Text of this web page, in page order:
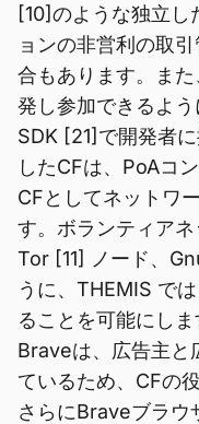
[10]のような独立し
ョンの非営利の取
合もあります。ま
発し参加できるよ
SDK [21]で開発者
したCFは、PoAコ
CFとしてネットワ
す。ボランティアネ
Tor [11] ノード、
うに、THEMIS で
ることを可能にしま
Braveは、広告主と
ているため、CFの
さらにBraveブラ